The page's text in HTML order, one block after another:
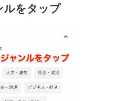
ルをタップ